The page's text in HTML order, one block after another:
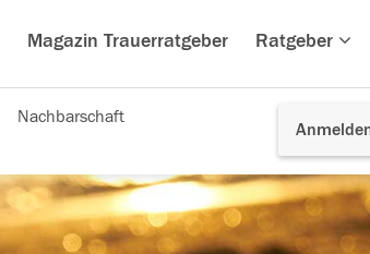
Magazin Trauerratgeber Ratgeber
Nachbarschaft